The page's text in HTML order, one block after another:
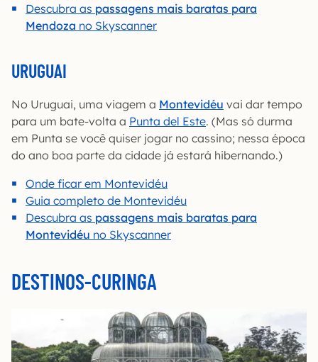
Descubra as passagens mais baratas para
Mendoza no Skyscanner
URUGUAI
No Uruguai, uma viagem a Montevidéu vai dar tempo
para um bate-volta a Punta del Este. (Mas só durma
em Punta se você quiser jogar no cassino; nessa época
do ano boa parte da cidade já estará hibernando.)
Onde ficar em Montevidéu
Guia completo de Montevidéu
Descubra as passagens mais baratas para
Montevidéu no Skyscanner
DESTINOS-CURINGA